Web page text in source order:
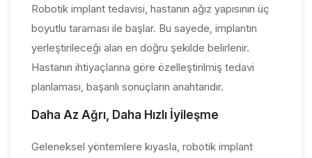
Robotik implant tedavisi, hastanın ağız yapısının üç
boyutlu taraması ile başlar. Bu sayede, implantın
yerleştirileceği alan en doğru şekilde belirlenir.
Hastanın ihtiyaçlarına göre özelleştirilmiş tedavi
planlaması, başarılı sonuçların anahtarıdır.
Daha Az Ağrı, Daha Hızlı İyileşme
Geleneksel yöntemlere kıyasla, robotik implant